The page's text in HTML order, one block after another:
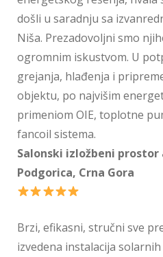
došli u saradnju sa
Niša. Prezadovoljni smo
ogromnim iskustvom. U
grejanja, hlađenja i
objektu, po najvišim
primeniom OIE, toplotne
fancoil sistema.
Salonski izložbeni prostor
Podgorica, Crna Gora
Brzi, efikasni, stručni sve
izvedena instalacija